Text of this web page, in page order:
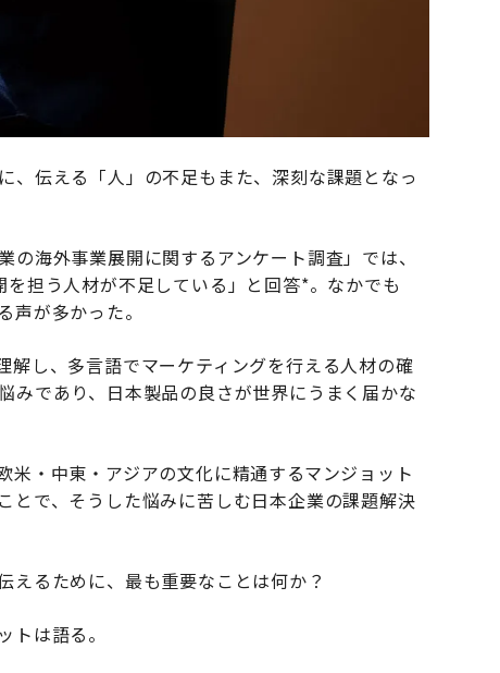
、伝える「人」の不足もまた、深刻な課題となっ
海外事業展開に関するアンケート調査」では、
担う人材が不足している」と回答*。なかでも
声が多かった。
解し、多言語でマーケティングを行える人材の確
みであり、日本製品の良さが世界にうまく届かな
・中東・アジアの文化に精通するマンジョット
とで、そうした悩みに苦しむ日本企業の課題解決
えるために、最も重要なことは何か？
トは語る。